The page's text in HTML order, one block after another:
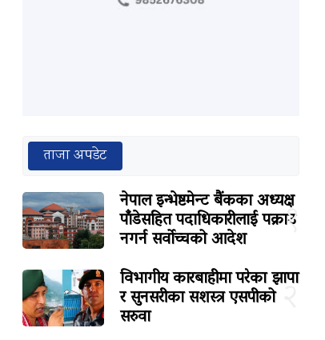
ताजा अपडेट
१
नेपाल इन्भेष्टमेन्ट बैंकका अध्यक्ष
पाँडेसहित पदाधिकारीलाई पक्राउ
नगर्न सर्वोच्चको आदेश
२
विभागीय कारबाहीमा परेका झापा
र सुनसरीका सशस्त्र एसपीको
सरुवा